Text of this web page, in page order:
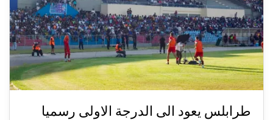
طرابلس يعود الى الدرجة الاولى رسميا